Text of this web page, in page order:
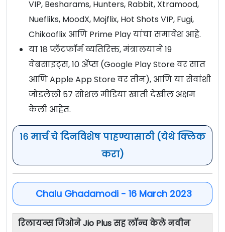
VIP, Besharams, Hunters, Rabbit, Xtramood,
Nuefliks, MoodX, Mojflix, Hot Shots VIP, Fugi,
Chikooflix आणि Prime Play यांचा समावेश आहे.
या 18 प्लॅटफॉर्म व्यतिरिक्त, मंत्रालयाने 19
वेबसाइट्स, 10 ॲप्स (Google Play Store वर सात
आणि Apple App Store वर तीन), आणि या सेवांशी
जोडलेली 57 सोशल मीडिया खाती देखील अक्षम
केली आहेत.
१६ मार्च चे दिनविशेष पाहण्यासाठी (येथे क्लिक
करा)
Chalu Ghadamodi - 16 March 2023
रिलायन्स जिओने Jio Plus सह लॉन्च केले नवीन